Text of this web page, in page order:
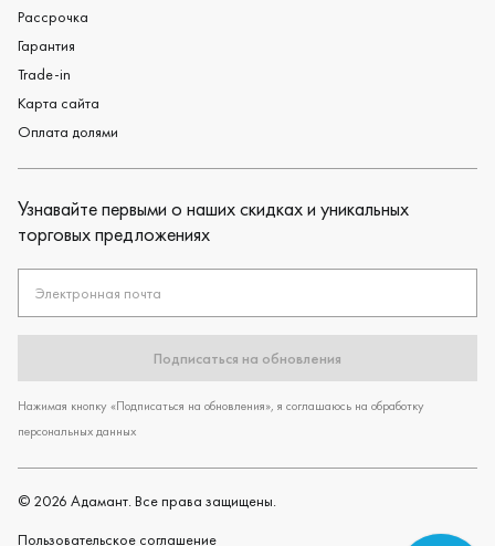
Рассрочка
Гарантия
Trade-in
Карта сайта
Оплата долями
Узнавайте первыми о наших скидках и уникальных
торговых предложениях
Электронная почта
Подписаться на обновления
Нажимая кнопку «Подписаться на обновления», я соглашаюсь на обработку
персональных данных
© 2026 Адамант. Все права защищены.
Пользовательское cоглашение